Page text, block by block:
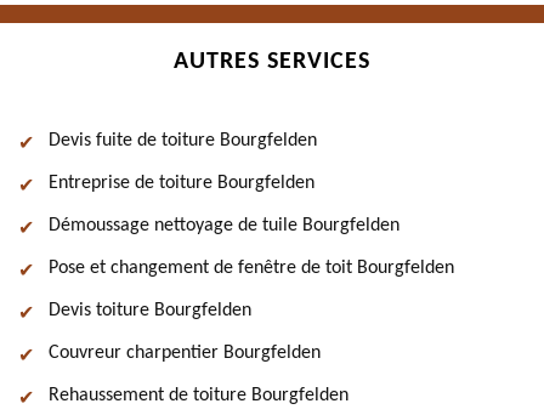
AUTRES SERVICES
Devis fuite de toiture Bourgfelden
Entreprise de toiture Bourgfelden
Démoussage nettoyage de tuile Bourgfelden
Pose et changement de fenêtre de toit Bourgfelden
Devis toiture Bourgfelden
Couvreur charpentier Bourgfelden
Rehaussement de toiture Bourgfelden